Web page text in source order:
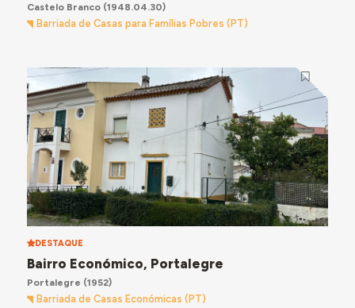
Castelo Branco(1948.04.30)
Barriada de Casas para Famílias Pobres (PT)
DESTAQUE
Bairro Económico, Portalegre
Portalegre (1952)
Barriada de Casas Económicas (PT)